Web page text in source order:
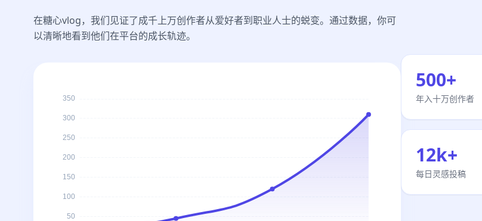
在糖心vlog，我们见证了成千上万创作者从爱好者到职业人士的蜕变。通过数据，你可
以清晰地看到他们在平台的成长轨迹。
500+
年入十万创作者
12k+
每日灵感投稿